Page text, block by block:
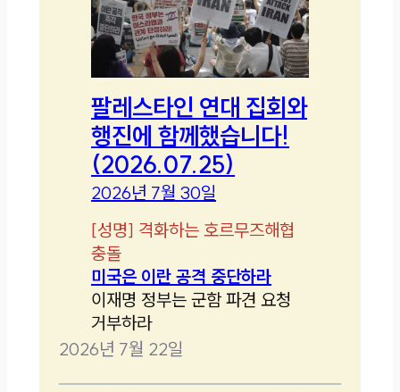
팔레스타인 연대 집회와
행진에 함께했습니다!
(2026.07.25)
2026년 7월 30일
[성명] 격화하는 호르무즈해협
충돌
미국은 이란 공격 중단하라
이재명 정부는 군함 파견 요청
거부하라
2026년 7월 22일